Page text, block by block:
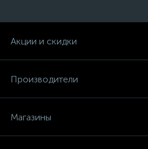
Акции и скидки
Производители
Магазины